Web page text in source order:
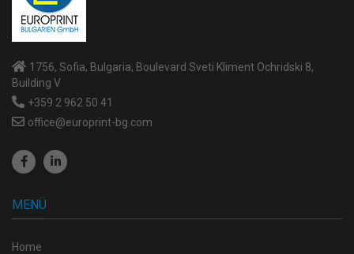
1756, Sofia, Bulgaria, Boulevard Sveti Kliment Ochridski 8,
Building V
+359 2 962 50 41
office@europrint-bg.com
MENÜ
Home